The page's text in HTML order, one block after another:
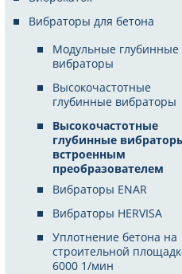
Вибраторы для бетона
Модульные глубинные
вибраторы
Высокочастотные
глубинные вибраторы
Высокочастотные
глубинные
встроенным
преобразователем
Вибраторы ENAR
Вибраторы HERVISA
Уплотнение бетона на
строительной
6000 1/мин